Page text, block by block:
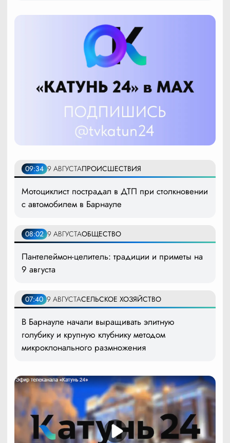
09:34 9 АВГУСТАПРОИСШЕСТВИЯ
Мотоциклист пострадал в ДТП при столкновении
с автомобилем в Барнауле
08:02 9 АВГУСТАОБЩЕСТВО
Пантелеймон-целитель: традиции и приметы на
9 августа
07:40 9 АВГУСТАСЕЛЬСКОЕ ХОЗЯЙСТВО
В Барнауле начали выращивать элитную
голубику и крупную клубнику методом
микроклонального размножения